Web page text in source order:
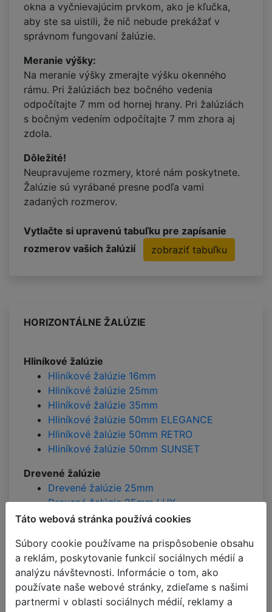
Táto webová stránka používá cookies
Súbory cookie používame na prispôsobenie obsahu
a reklám, poskytovanie funkcií sociálnych médií a
analýzu návštevnosti. Informácie o tom, ako
používate naše webové stránky, zdieľame s našimi
partnermi v oblasti sociálnych médií, reklamy a
okna a vyčnievajúcim prvkom, ako je kľučka,
aby ste sa uistili, že nič nebude prekážať v
správnom fungovaní žalúzie.
Meranie výšky:
Na meranie výšky zmerajte výšku okenného
rámu. Pri žalúziách bez bočného vedenia
odpočítajte 7 mm od hornej hrany. Pri žalúziách
s bočným vedením odpočítajte 7 mm zhora aj
zdola.
Dôležité!
Neupravujeme rozmery, ktoré nám poskytnete.
Žalúzie sú vyrábané presne podľa vami
zadaných rozmerov.
Vytlačte si upravenú tabuľku pre zapísanie
rozmerov vašich žalúzií
zobraziť tabuľku
HORIZONTÁLNE ŽALÚZIE
Hliníkové žalúzie
Hliníkové žalúzie 16mm
Hliníkové žalúzie 25mm
Hliníkové žalúzie 35mm
Hliníkové žalúzie 50mm ELEGANCE
Hliníkové žalúzie 50mm RETRO
Hliníkové žalúzie 50mm SUNSET
Drevené žalúzie
Drevené žalúzie 25mm
Drevené žalúzie 25mm LUX
Drevené žalúzie 35mm
Drevené žalúzie 35mm RUSTICA
Drevené žalúzie 50mm
Drevené žalúzie 50mm ABACHI
Drevené žalúzie 50mm RETRO
Drevené žalúzie 50mm RUSTICA